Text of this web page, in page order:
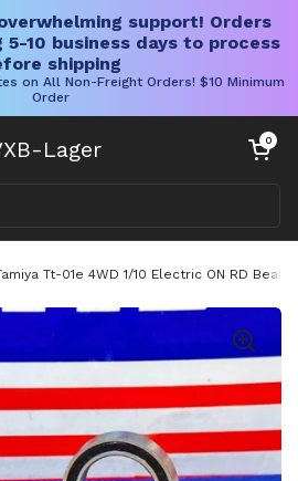
support! Orders
10 business days to process
shipping
on All Non-Freight Orders! $10 Minimum
Order
Lager Warenkorb
0
Tt-01e 4WD 1/10 Electric ON RD